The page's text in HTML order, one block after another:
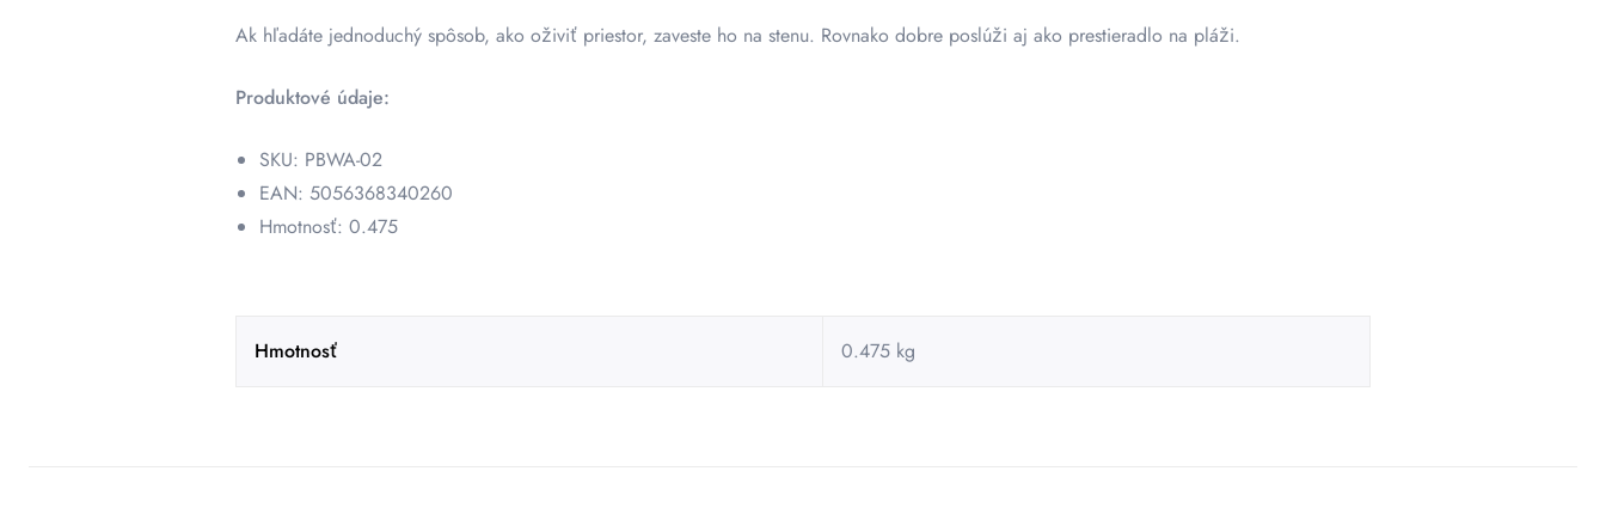
Ak hľadáte jednoduchý spôsob, ako oživiť priestor, zaveste ho na stenu. Rovnako dobre poslúži aj ako prestieradlo na pláži.
Produktové údaje:
SKU: PBWA-02
EAN: 5056368340260
Hmotnosť: 0.475
Hmotnosť 0.475 kg